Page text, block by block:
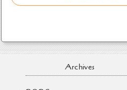
Archives